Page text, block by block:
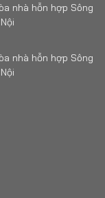
nhà hỗn hợp Sông
nhà hỗn hợp Sông